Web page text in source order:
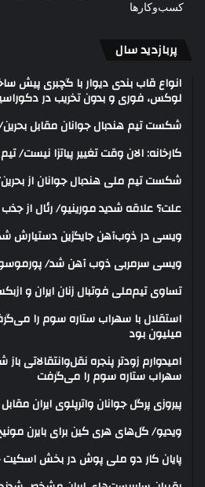
کسب‌وکارها
پربازدید سال
انواع قاب بندی دیوار با گچبری پیش
لوکس، فوری و بدون تخریب در
شکست تیم هندبال جوانان مقابل
کارخانه: الان وقت تغییر پیاتزا نیست/
شکست تیم ملی هندبال جوانان از
علت؟ علاقه شدید مورینیو/ رئال از
ویسی در ذوب‌آهن جایگزین دستیارش
ویسی سرمربی ذوب آهن شد/ پورموسوی پس از ۳
تساوی تیم‌ملی فوتبال زنان ایران و
میلیون بود
امیدوارم زودتر پنجره نقل‌وانتقالاتی
سهراب ستاره سوم را می‌گرفت
پیروزی پرگل جوانان واترپلوی ایران
ویدیو/ گل‌های هری‌ کین برای بایرن
پایان کار دو ملی پوش در بخش اسکیت